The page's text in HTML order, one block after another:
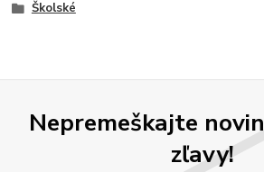
Školské
Nepremeškajte
zľavy!